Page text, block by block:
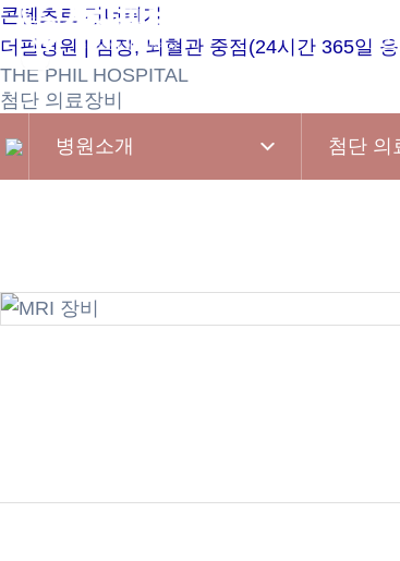
콘텐츠로 건너뛰기
더필병원 | 심장, 뇌혈관 중점(24시간 365일
THE PHIL HOSPITAL
첨단 의료장비
병원소개 첨단 의